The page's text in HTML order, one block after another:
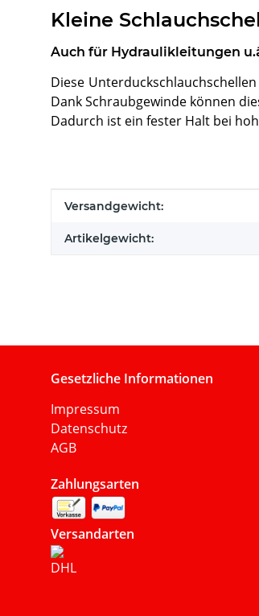
Kleine
Auch für Hydraulikleitungen
Diese
Dank Schraubgewinde können
Dadurch ist ein fester Halt bei
Produkteigenschaft
Wert
Versandgewicht:
Artikelgewicht:
Gesetzliche Informationen
Impressum
Datenschutz
AGB
Zahlungsarten
Versandarten